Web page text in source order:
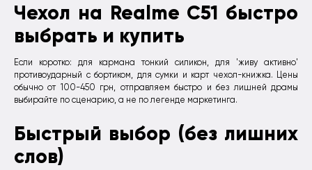
Чехол на Realme C51 быстро
выбрать и купить
Если коротко: для кармана тонкий силикон, для 'живу активно'
противоударный с бортиком, для сумки и карт чехол-книжка. Цены
обычно от 100-450 грн, отправляем быстро и без лишней драмы
выбирайте по сценарию, а не по легенде маркетинга.
Быстрый выбор (без лишних
слов)